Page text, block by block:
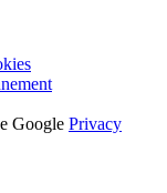
Google Privacy